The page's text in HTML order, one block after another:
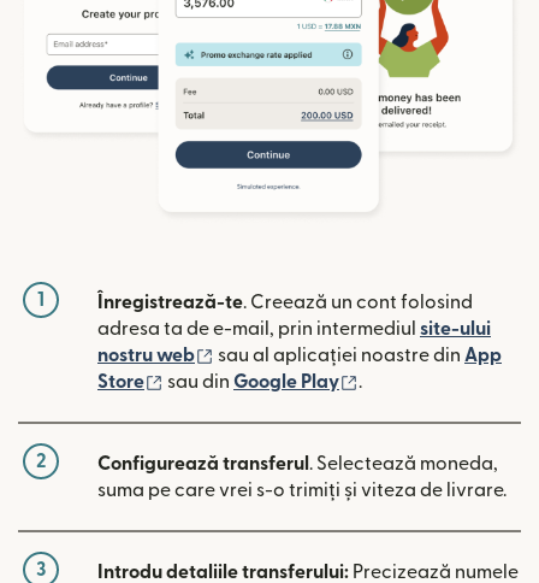
1 Înregistrează-te. Creează un cont folosind
adresa ta de e-mail, prin intermediul site-ului
nostru web
(se deschide într-o fereastră nouă)
sau al aplicației noastre din App
Store
(se deschide într-o fereastră nouă)
sau din Google Play .
2 Configurează transferul . Selectează moneda,
suma pe care vrei s-o trimiți și viteza de livrare.
3 Introdu detaliile transferului: Precizează numele